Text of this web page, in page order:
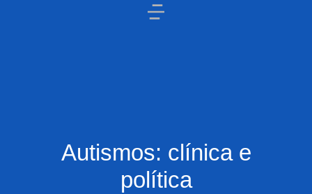
Autismos: clínica e
política